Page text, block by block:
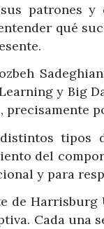
patrones y
qué
y Big
precisamente
tipos
del
y para
de
Cada una